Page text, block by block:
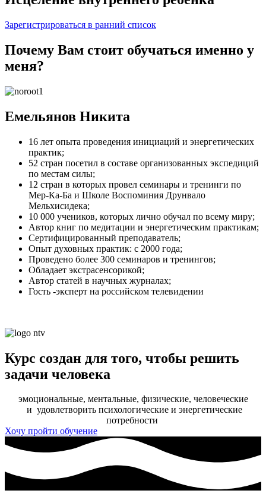
Зарегистрироваться в ранний список
Почему Вам стоит обучаться именно у
меня?
Емельянов Никита
16 лет опыта проведения инициаций и энергетических
практик;
52 стран посетил в составе организованных экспедиций
по местам силы;
12 стран в которых провел семинары и тренинги по
Мер-Ка-Ба и Школе Воспоминия Друнвало
Мельхисидека;
10 000 учеников, которых лично обучал по всему миру;
Автор книг по медитации и энергетическим практикам;
Сертифицированный преподаватель;
Опыт духовных практик: с 2000 года;
Проведено более 300 семинаров и тренингов;
Обладает экстрасенсорикой;
Автор статей в научных журналах;
Гость -эксперт на российском телевидении
Курс создан для того, чтобы решить
задачи человека
эмоциональные, ментальные, физические, человеческие
и удовлетворить психологические и энергетические
потребности
Хочу пройти обучение